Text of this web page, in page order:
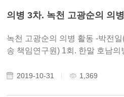
의병 3차. 녹천 고광순의 의
녹천 고광순의 의병 활동 -박전일(사단법인 인문연구원 동고
송 책임연구원) 1회. 한말 호남의병 운동은 의향 광주의 역사
– 노성태 한말 호남 의병 운동에 대한 몰이해를 바로 잡자. -
2019-10-31 1,369